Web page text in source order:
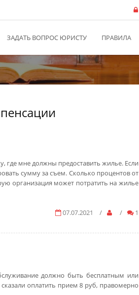
ЗАДАТЬ ВОПРОС ЮРИСТУ ПРАВИЛА
где мне должны предоставить жилье. Если
сумму за съем. Сколько процентов от
организация может потратить на жилье
07.07.2021 / / 1
должно быть бесплатным или
оплатить прием 8 руб, правомерно